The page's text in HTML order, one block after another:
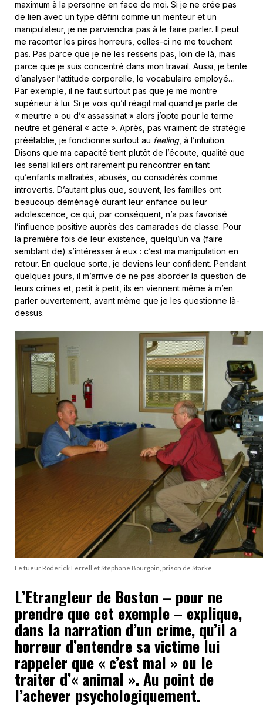
maximum à la personne en face de moi. Si je ne crée pas
de lien avec un type défini comme un menteur et un
manipulateur, je ne parviendrai pas à le faire parler. Il peut
me raconter les pires horreurs, celles-ci ne me touchent
pas. Pas parce que je ne les ressens pas, loin de là, mais
parce que je suis concentré dans mon travail. Aussi, je tente
d’analyser l’attitude corporelle, le vocabulaire employé…
Par exemple, il ne faut surtout pas que je me montre
supérieur à lui. Si je vois qu’il réagit mal quand je parle de
« meurtre » ou d’« assassinat » alors j’opte pour le terme
neutre et général « acte ». Après, pas vraiment de stratégie
préétablie, je fonctionne surtout au feeling, à l’intuition.
Disons que ma capacité tient plutôt de l’écoute, qualité que
les serial killers ont rarement pu rencontrer en tant
qu’enfants maltraités, abusés, ou considérés comme
introvertis. D’autant plus que, souvent, les familles ont
beaucoup déménagé durant leur enfance ou leur
adolescence, ce qui, par conséquent, n’a pas favorisé
l’influence positive auprès des camarades de classe. Pour
la première fois de leur existence, quelqu’un va (faire
semblant de) s’intéresser à eux : c’est ma manipulation en
retour. En quelque sorte, je deviens leur confident. Pendant
quelques jours, il m’arrive de ne pas aborder la question de
leurs crimes et, petit à petit, ils en viennent même à m’en
parler ouvertement, avant même que je les questionne là-
dessus.
Le tueur Roderick Ferrell et Stéphane Bourgoin, prison de Starke
L’Etrangleur de Boston – pour ne
prendre que cet exemple – explique,
dans la narration d’un crime, qu’il a
horreur d’entendre sa victime lui
rappeler que « c’est mal » ou le
traiter d’« animal ». Au point de
l’achever psychologiquement.